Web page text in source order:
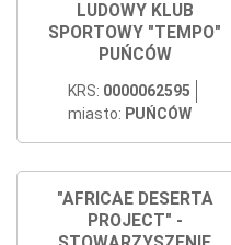
LUDOWY KLUB
SPORTOWY "TEMPO"
PUŃCÓW
KRS: 0000062595
miasto: PUŃCÓW
"AFRICAE DESERTA
PROJECT" -